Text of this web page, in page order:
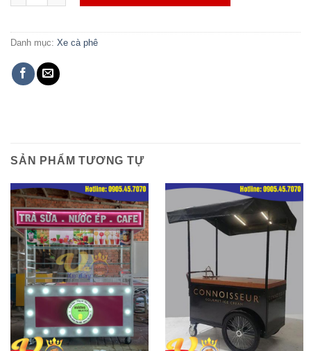
Danh mục: Xe cà phê
SẢN PHẨM TƯƠNG TỰ